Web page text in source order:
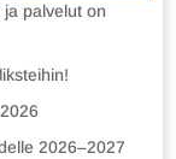
palvelut on
2026–2027